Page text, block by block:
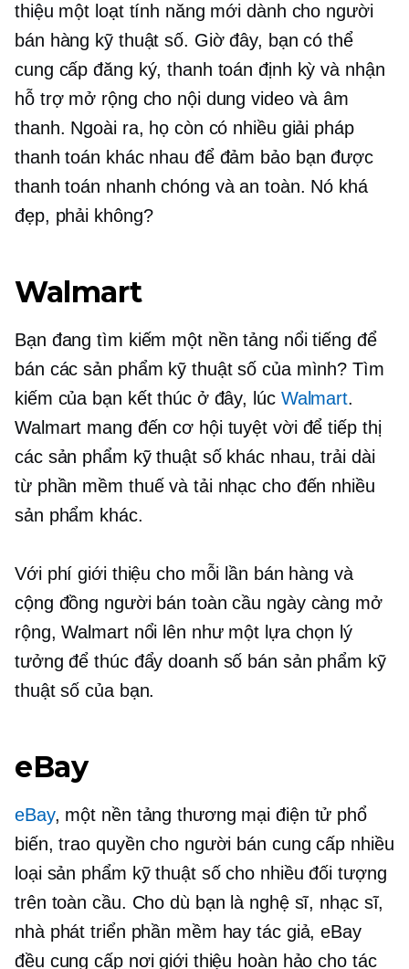
thiệu một loạt tính năng mới dành cho người
bán hàng kỹ thuật số. Giờ đây, bạn có thể
cung cấp đăng ký, thanh toán định kỳ và nhận
hỗ trợ mở rộng cho nội dung video và âm
thanh. Ngoài ra, họ còn có nhiều giải pháp
thanh toán khác nhau để đảm bảo bạn được
thanh toán nhanh chóng và an toàn. Nó khá
đẹp, phải không?
Walmart
Bạn đang tìm kiếm một nền tảng nổi tiếng để
bán các sản phẩm kỹ thuật số của mình? Tìm
kiếm của bạn kết thúc ở đây, lúc Walmart.
Walmart mang đến cơ hội tuyệt vời để tiếp thị
các sản phẩm kỹ thuật số khác nhau, trải dài
từ phần mềm thuế và tải nhạc cho đến nhiều
sản phẩm khác.
Với phí giới thiệu cho mỗi lần bán hàng và
cộng đồng người bán toàn cầu ngày càng mở
rộng, Walmart nổi lên như một lựa chọn lý
tưởng để thúc đẩy doanh số bán sản phẩm kỹ
thuật số của bạn.
eBay
eBay, một nền tảng thương mại điện tử phổ
biến, trao quyền cho người bán cung cấp nhiều
loại sản phẩm kỹ thuật số cho nhiều đối tượng
trên toàn cầu. Cho dù bạn là nghệ sĩ, nhạc sĩ,
nhà phát triển phần mềm hay tác giả, eBay
đều cung cấp nơi giới thiệu hoàn hảo cho tác